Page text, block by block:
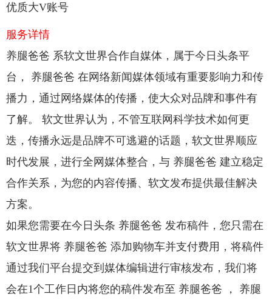
优质大V账号
服务详情
养腿爸爸 系软文世界合作自媒体，属于今日头条平
台， 养腿爸爸 在网络新闻媒体领域有重要影响力和传
播力，通过网络媒体的传播，使大众对品牌和事件有
了解。 软文世界认为，不管互联网科学技术如何更
迭，传播永远是品牌不可逃避的话题，软文世界顺应
时代发展，进行全网媒体整合，与 养腿爸爸 建立稳定
合作关系，为您的内容传播、软文发布提供最佳解决
方案。
如果您需要在今日头条 养腿爸爸 发布稿件，您只需在
软文世界将 养腿爸爸 添加购物车并支付费用，将稿件
通过我们平台提交到媒体编辑进行审核发布，我们将
会在1个工作日内将您的稿件发布至 养腿爸爸 ， 养腿